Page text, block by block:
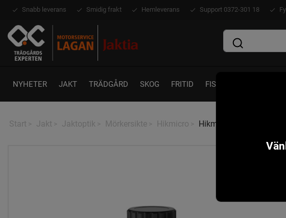
Snabb leverans Smidig frakt Hemleverans Support 0372-301 18
NYHETER JAKT TRÄDGÅRD SKOG FRITID FISKE
Start > Jakt > Jaktoptik > Mörkersikte > Hikmicro > Hikmicro Cheetah